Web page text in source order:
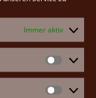
Immer aktiv
Marketing